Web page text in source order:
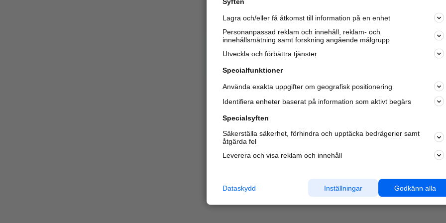
Varje vecka besöker du och 4 miljonerandra härliga
oss för att hitta rätt lokal information om företag,
Lagra och/eller få åtkomst till information på en enhet
Personanpassad reklam och innehåll, reklam- och
innehållsmätning samt forskning angående målgrupp
Utveckla och förbättra tjänster
Specialfunktioner
Använda exakta uppgifter om geografisk positionering
Identifiera enheter baserat på information som aktivt begärs
Specialsyften
Säkerställa säkerhet, förhindra och upptäcka bedrägerier samt
åtgärda fel
Leverera och visa reklam och innehåll
Godkänn alla
Inställningar
Dataskydd